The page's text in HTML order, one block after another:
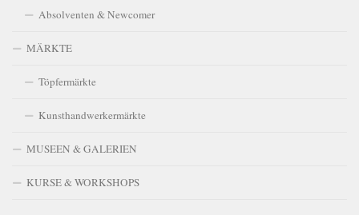
Absolventen & Newcomer
MÄRKTE
Töpfermärkte
Kunsthandwerkermärkte
MUSEEN & GALERIEN
KURSE & WORKSHOPS